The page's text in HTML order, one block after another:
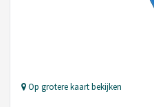
Op grotere kaart bekijken